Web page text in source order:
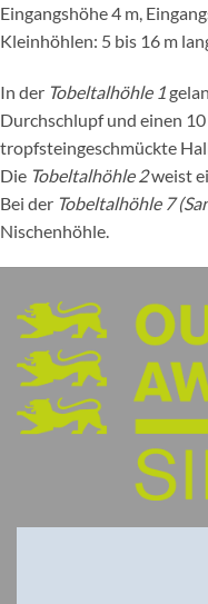
Eingangshöhe 4 m,
Kleinhöhlen: 5 bis 16 m
In der Tobeltalhöhle 1
Durchschlupf und einen
tropfsteingeschmückte
Die Tobeltalhöhle 2weist
Bei der Tobeltalhöhle 7
Nischenhöhle.